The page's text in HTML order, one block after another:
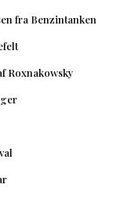
fra Benzintanken
Roxnakowsky